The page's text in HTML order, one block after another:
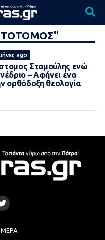
ago
Σταμούλης ενώ
– Aφήνει ένα
ορθόδοξη θεολογία